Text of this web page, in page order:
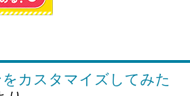
カスタマイズしてみた